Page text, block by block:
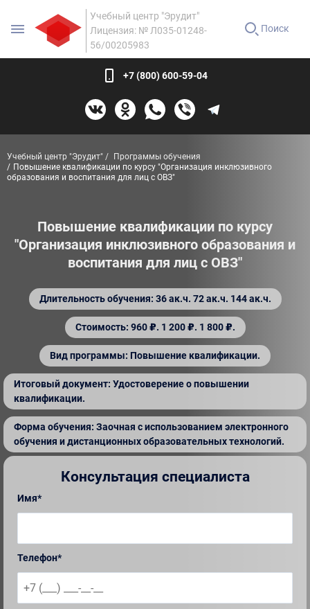
Учебный центр "Эрудит"
Лицензия: № Л035-01248-
56/00205983
Поиск
+7 (800) 600-59-04
Учебный центр "Эрудит"
Программы обучения
Повышение квалификации по курсу "Организация инклюзивного
образования и воспитания для лиц с ОВЗ"
Повышение квалификации по курсу
"Организация инклюзивного образования и
воспитания для лиц с ОВЗ"
Длительность обучения: 36 ак.ч. 72 ак.ч. 144 ак.ч.
Стоимость: 960 ₽. 1 200 ₽. 1 800 ₽.
Вид программы: Повышение квалификации.
Итоговый документ: Удостоверение о повышении
квалификации.
Форма обучения: Заочная с использованием электронного
обучения и дистанционных образовательных технологий.
Консультация специалиста
Имя*
Телефон*